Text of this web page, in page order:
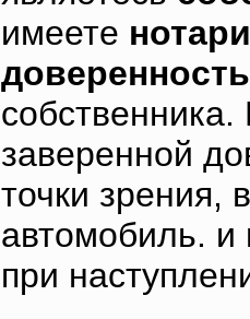
имеете
доверенность
заверенной
точки зрения,
автомобиль. и
при